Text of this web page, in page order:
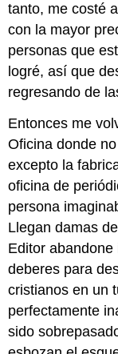
tanto, me costé
con la mayor
personas que
logré, así que
regresando de
Entonces me
Oficina donde
excepto la
oficina de
persona
Llegan damas
Editor
deberes para
cristianos en un
perfectamente
sido